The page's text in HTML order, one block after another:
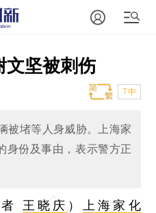
文坚被刺伤
T中
被堵等人身威胁。上海家
身份及事由，表示警方正
王晓庆 ）
上海家化